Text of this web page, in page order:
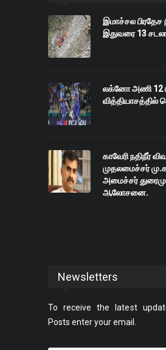
இமாச்சல பிரதேச
இதுவரை 13
லக்னோ அணி 12
வித்தியாசத்தில்
காவேரி நதிநீர்
முதலமைச்சர்
அமைச்சர்
ஆலோசனை.
Newsletters
To receive the latest
Posts enter your email.